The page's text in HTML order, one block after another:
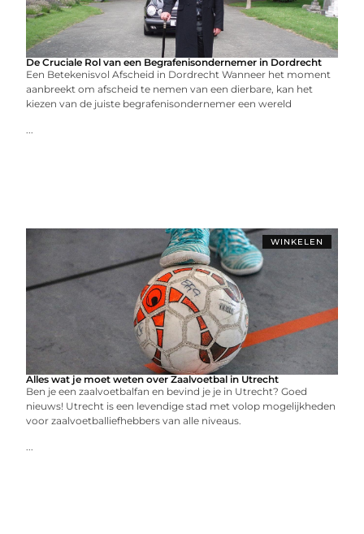
De Cruciale Rol van een Begrafenisondernemer in Dordrecht
Een Betekenisvol Afscheid in Dordrecht Wanneer het moment
aanbreekt om afscheid te nemen van een dierbare, kan het
kiezen van de juiste begrafenisondernemer een wereld
...
WINKELEN
Alles wat je moet weten over Zaalvoetbal in Utrecht
Ben je een zaalvoetbalfan en bevind je je in Utrecht? Goed
nieuws! Utrecht is een levendige stad met volop mogelijkheden
voor zaalvoetballiefhebbers van alle niveaus.
...